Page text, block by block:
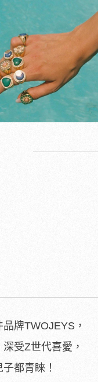
牌TWOJEYS，
受Z世代喜愛，
都青睞！